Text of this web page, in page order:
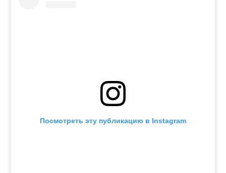
Посмотреть эту публикацию в Instagram